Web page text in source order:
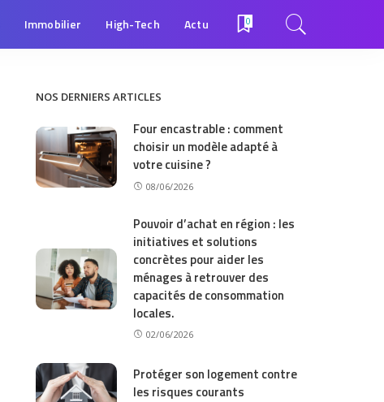
Immobilier High-Tech Actu 0
NOS DERNIERS ARTICLES
Four encastrable : comment
choisir un modèle adapté à
votre cuisine ?
08/06/2026
Pouvoir d’achat en région : les
initiatives et solutions
concrètes pour aider les
ménages à retrouver des
capacités de consommation
locales.
02/06/2026
Protéger son logement contre
les risques courants